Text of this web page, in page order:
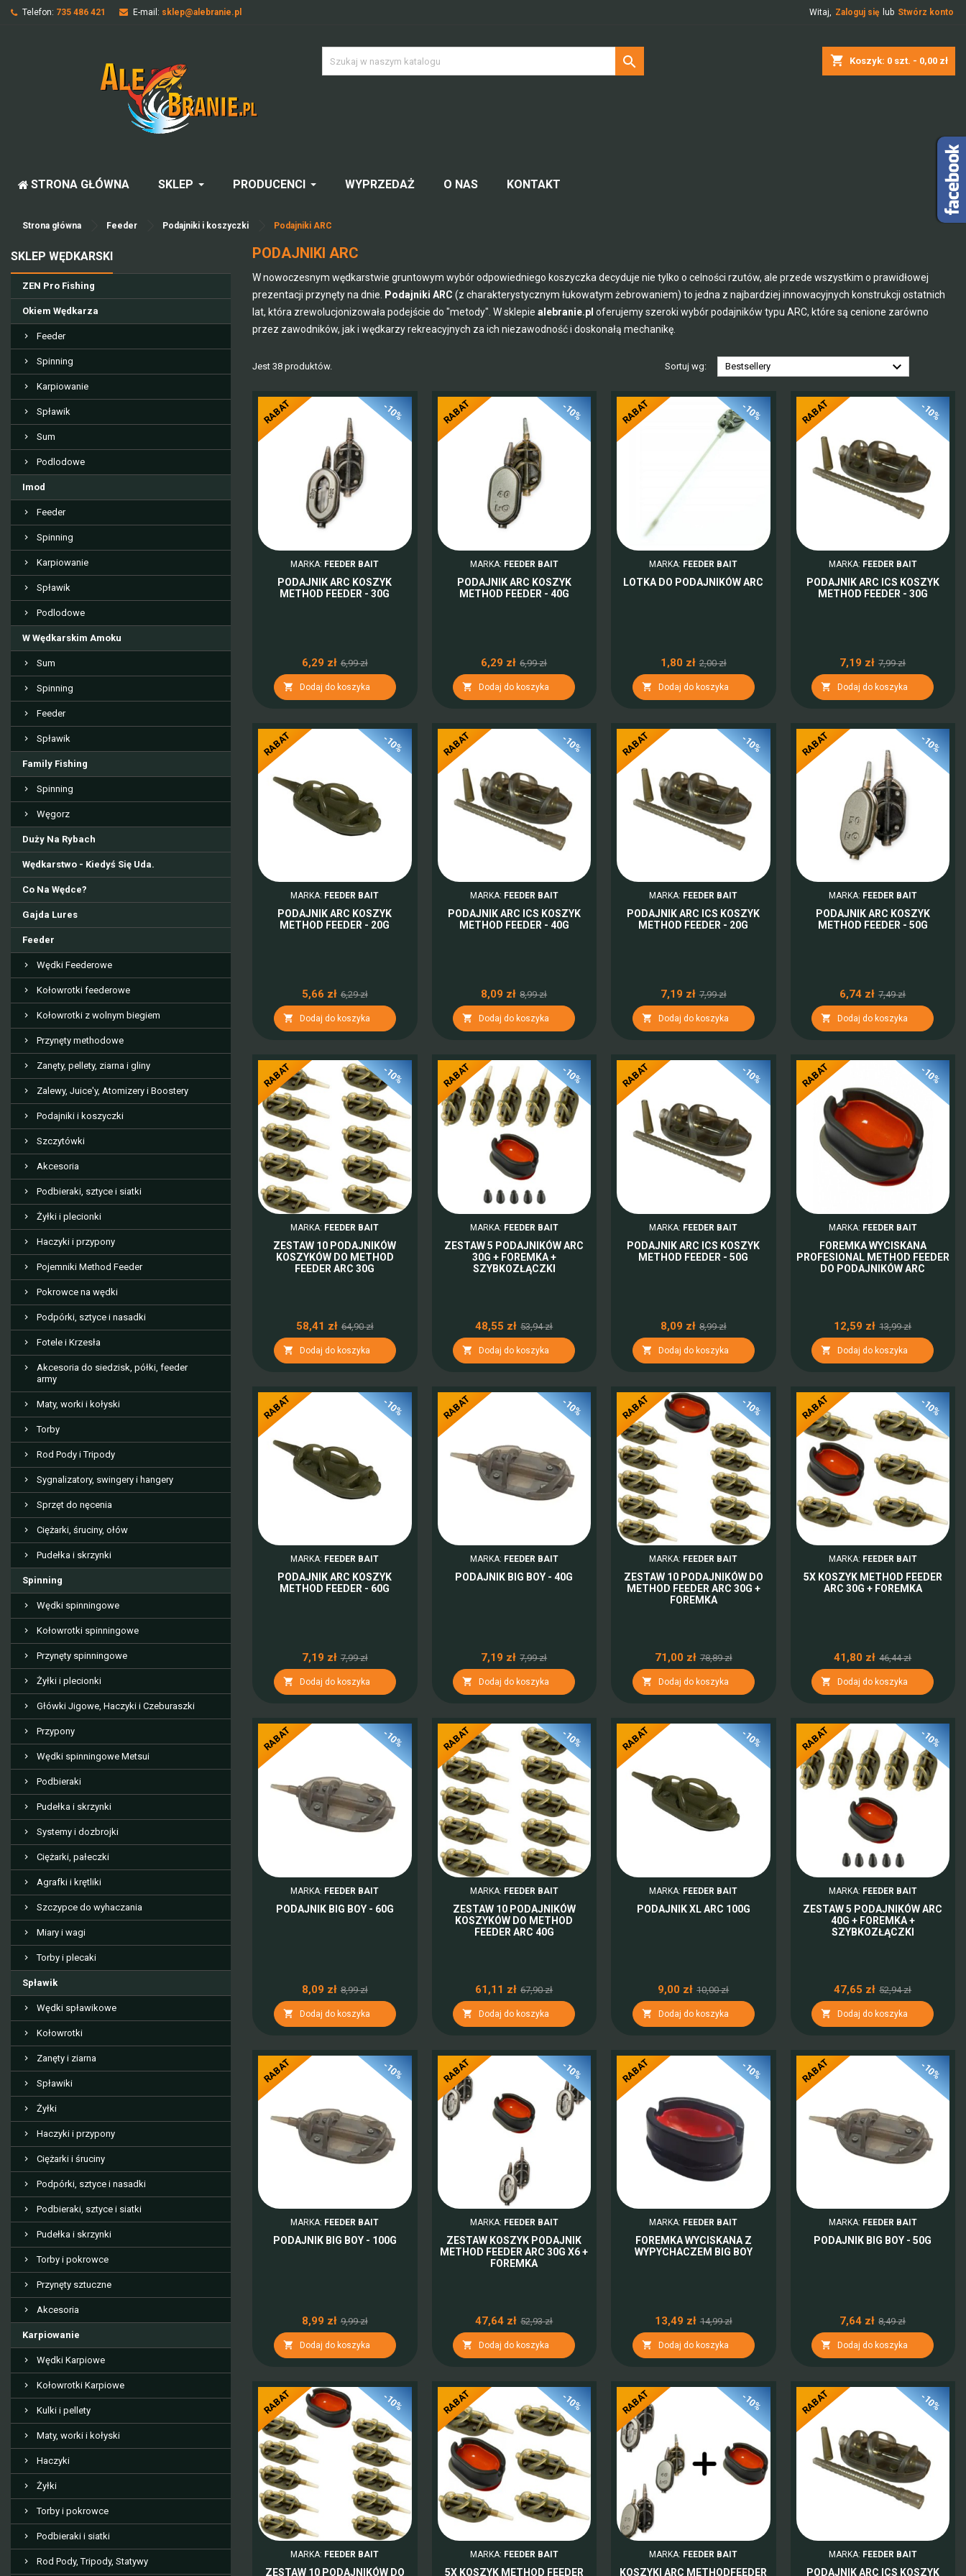
Telefon: 735 486 421 E-mail: sklep@alebranie.pl Witaj, Zaloguj się lub Stwórz konto
shopping_cart Koszyk: 0 szt. - 0,00 zł

STRONA GŁÓWNA SKLEP PRODUCENCI WYPRZEDAŻ O NAS KONTAKT
Strona główna Feeder Podajniki i koszyczki Podajniki ARC
SKLEP WĘDKARSKI
ZEN Pro Fishing
Okiem Wędkarza
Feeder
Spinning
Karpiowanie
Spławik
Sum
Podlodowe
Imod
Feeder
Spinning
Karpiowanie
Spławik
Podlodowe
W Wędkarskim Amoku
Sum
Spinning
Feeder
Spławik
Family Fishing
Spinning
Węgorz
Duży Na Rybach
Wędkarstwo - Kiedyś Się Uda.
Co Na Wędce?
Gajda Lures
Feeder
Wędki Feederowe
Kołowrotki feederowe
Kołowrotki z wolnym biegiem
Przynęty methodowe
Zanęty, pellety, ziarna i gliny
Zalewy, Juice'y, Atomizery i Boostery
Podajniki i koszyczki
Szczytówki
Akcesoria
Podbieraki, sztyce i siatki
Żyłki i plecionki
Haczyki i przypony
Pojemniki Method Feeder
Pokrowce na wędki
Podpórki, sztyce i nasadki
Fotele i Krzesła
Akcesoria do siedzisk, półki, feeder
army
Maty, worki i kołyski
Torby
Rod Pody i Tripody
Sygnalizatory, swingery i hangery
Sprzęt do nęcenia
Ciężarki, śruciny, ołów
Pudełka i skrzynki
Spinning
Wędki spinningowe
Kołowrotki spinningowe
Przynęty spinningowe
Żyłki i plecionki
Główki Jigowe, Haczyki i Czeburaszki
Przypony
Wędki spinningowe Metsui
Podbieraki
Pudełka i skrzynki
Systemy i dozbrojki
Ciężarki, pałeczki
Agrafki i krętliki
Szczypce do wyhaczania
Miary i wagi
Torby i plecaki
Spławik
Wędki spławikowe
Kołowrotki
Zanęty i ziarna
Spławiki
Żyłki
Haczyki i przypony
Ciężarki i śruciny
Podpórki, sztyce i nasadki
Podbieraki, sztyce i siatki
Pudełka i skrzynki
Torby i pokrowce
Przynęty sztuczne
Akcesoria
Karpiowanie
Wędki Karpiowe
Kołowrotki Karpiowe
Kulki i pellety
Maty, worki i kołyski
Haczyki
Żyłki
Torby i pokrowce
Podbieraki i siatki
Rod Pody, Tripody, Statywy
PODAJNIKI ARC
W nowoczesnym wędkarstwie gruntowym wybór odpowiedniego koszyczka decyduje nie tylko o celności rzutów, ale przede wszystkim o prawidłowej
prezentacji przynęty na dnie.
Podajniki ARC (z charakterystycznym łukowatym żebrowaniem) to jedna z najbardziej innowacyjnych konstrukcji ostatnich
lat, która zrewolucjonizowała podejście do "metody". W sklepie alebranie.pl oferujemy szeroki wybór podajników typu ARC, które są cenione zarówno
przez zawodników, jak i wędkarzy rekreacyjnych za ich niezawodność i doskonałą mechanikę.
Jest 38 produktów. Sortuj wg: Bestsellery 
-10%
RABAT
MARKA: FEEDER BAIT
PODAJNIK ARC KOSZYK
METHOD FEEDER - 30G
6,29 zł 6,99 zł
 Dodaj do koszyka
-10%
RABAT
MARKA: FEEDER BAIT
PODAJNIK ARC KOSZYK
METHOD FEEDER - 40G
6,29 zł 6,99 zł
 Dodaj do koszyka
-10%
RABAT
MARKA: FEEDER BAIT
LOTKA DO PODAJNIKÓW ARC
1,80 zł 2,00 zł
 Dodaj do koszyka
-10%
RABAT
MARKA: FEEDER BAIT
PODAJNIK ARC ICS KOSZYK
METHOD FEEDER - 30G
7,19 zł 7,99 zł
 Dodaj do koszyka
-10%
RABAT
MARKA: FEEDER BAIT
PODAJNIK ARC KOSZYK
METHOD FEEDER - 20G
5,66 zł 6,29 zł
 Dodaj do koszyka
-10%
RABAT
MARKA: FEEDER BAIT
PODAJNIK ARC ICS KOSZYK
METHOD FEEDER - 40G
8,09 zł 8,99 zł
 Dodaj do koszyka
-10%
RABAT
MARKA: FEEDER BAIT
PODAJNIK ARC ICS KOSZYK
METHOD FEEDER - 20G
7,19 zł 7,99 zł
 Dodaj do koszyka
-10%
RABAT
MARKA: FEEDER BAIT
PODAJNIK ARC KOSZYK
METHOD FEEDER - 50G
6,74 zł 7,49 zł
 Dodaj do koszyka
-10%
RABAT
MARKA: FEEDER BAIT
ZESTAW 10 PODAJNIKÓW
KOSZYKÓW DO METHOD
FEEDER ARC 30G
58,41 zł 64,90 zł
 Dodaj do koszyka
-10%
RABAT
MARKA: FEEDER BAIT
ZESTAW 5 PODAJNIKÓW ARC
30G + FOREMKA +
SZYBKOZŁĄCZKI
48,55 zł 53,94 zł
 Dodaj do koszyka
-10%
RABAT
MARKA: FEEDER BAIT
PODAJNIK ARC ICS KOSZYK
METHOD FEEDER - 50G
8,09 zł 8,99 zł
 Dodaj do koszyka
-10%
RABAT
MARKA: FEEDER BAIT
FOREMKA WYCISKANA
PROFESIONAL METHOD FEEDER
DO PODAJNIKÓW ARC
12,59 zł 13,99 zł
 Dodaj do koszyka
-10%
RABAT
MARKA: FEEDER BAIT
PODAJNIK ARC KOSZYK
METHOD FEEDER - 60G
7,19 zł 7,99 zł
 Dodaj do koszyka
-10%
RABAT
MARKA: FEEDER BAIT
PODAJNIK BIG BOY - 40G
7,19 zł 7,99 zł
 Dodaj do koszyka
-10%
RABAT
MARKA: FEEDER BAIT
ZESTAW 10 PODAJNIKÓW DO
METHOD FEEDER ARC 30G +
FOREMKA
71,00 zł 78,89 zł
 Dodaj do koszyka
-10%
RABAT
MARKA: FEEDER BAIT
5X KOSZYK METHOD FEEDER
ARC 30G + FOREMKA
41,80 zł 46,44 zł
 Dodaj do koszyka
-10%
RABAT
MARKA: FEEDER BAIT
PODAJNIK BIG BOY - 60G
8,09 zł 8,99 zł
 Dodaj do koszyka
-10%
RABAT
MARKA: FEEDER BAIT
ZESTAW 10 PODAJNIKÓW
KOSZYKÓW DO METHOD
FEEDER ARC 40G
61,11 zł 67,90 zł
 Dodaj do koszyka
-10%
RABAT
MARKA: FEEDER BAIT
PODAJNIK XL ARC 100G
9,00 zł 10,00 zł
 Dodaj do koszyka
-10%
RABAT
MARKA: FEEDER BAIT
ZESTAW 5 PODAJNIKÓW ARC
40G + FOREMKA +
SZYBKOZŁĄCZKI
47,65 zł 52,94 zł
 Dodaj do koszyka
-10%
RABAT
MARKA: FEEDER BAIT
PODAJNIK BIG BOY - 100G
8,99 zł 9,99 zł
 Dodaj do koszyka
-10%
RABAT
MARKA: FEEDER BAIT
ZESTAW KOSZYK PODAJNIK
METHOD FEEDER ARC 30G X6 +
FOREMKA
47,64 zł 52,93 zł
 Dodaj do koszyka
-10%
RABAT
MARKA: FEEDER BAIT
FOREMKA WYCISKANA Z
WYPYCHACZEM BIG BOY
13,49 zł 14,99 zł
 Dodaj do koszyka
-10%
RABAT
MARKA: FEEDER BAIT
PODAJNIK BIG BOY - 50G
7,64 zł 8,49 zł
 Dodaj do koszyka
-10%
RABAT
MARKA: FEEDER BAIT
ZESTAW 10 PODAJNIKÓW DO
-10%
RABAT
MARKA: FEEDER BAIT
5X KOSZYK METHOD FEEDER
-10%
RABAT
MARKA: FEEDER BAIT
KOSZYKI ARC METHODFEEDER
-10%
RABAT
MARKA: FEEDER BAIT
PODAJNIK ARC ICS KOSZYK